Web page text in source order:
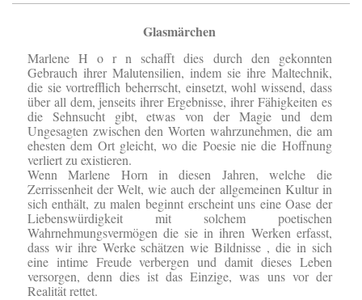
Glasmärchen
Marlene H o r n schafft dies durch den gekonnten
Gebrauch ihrer Malutensilien, indem sie ihre Maltechnik,
die sie vortrefflich beherrscht, einsetzt, wohl wissend, dass
über all dem, jenseits ihrer Ergebnisse, ihrer Fähigkeiten es
die Sehnsucht gibt, etwas von der Magie und dem
Ungesagten zwischen den Worten wahrzunehmen, die am
ehesten dem Ort gleicht, wo die Poesie nie die Hoffnung
verliert zu existieren.
Wenn Marlene Horn in diesen Jahren, welche die
Zerrissenheit der Welt, wie auch der allgemeinen Kultur in
sich enthält, zu malen beginnt erscheint uns eine Oase der
Liebenswürdigkeit mit solchem poetischen
Wahrnehmungsvermögen die sie in ihren Werken erfasst,
dass wir ihre Werke schätzen wie Bildnisse , die in sich
eine intime Freude verbergen und damit dieses Leben
versorgen, denn dies ist das Einzige, was uns vor der
Realität rettet.